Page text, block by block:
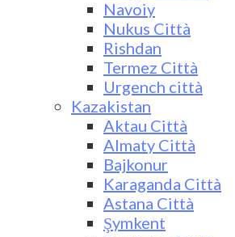
Navoiy
Nukus Città
Rishdan
Termez Città
Urgench città
Kazakistan
Aktau Città
Almaty Città
Bajkonur
Karaganda Città
Astana Città
Şymkent